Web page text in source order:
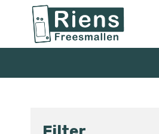
Doorgaan